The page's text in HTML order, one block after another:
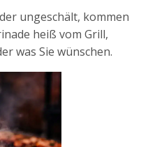
ungeschält, kommen
heiß vom Grill,
was Sie wünschen.